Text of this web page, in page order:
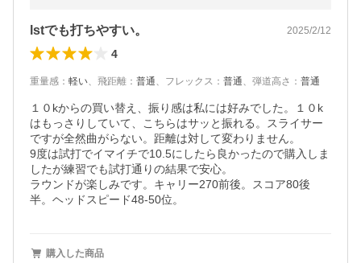
lstでも打ちやすい。 2025/2/12
4
重量感 ： 軽い、 飛距離 ： 普通、 フレックス ： 普通、 弾道高さ ： 普通
１０kからの買い替え、振り感は私には好みでした。１０k
はもっさりしていて、こちらはサッと振れる。スライサー
ですが全然曲がらない。距離は対して変わりません。
9度は試打でイマイチで10.5にしたら良かったので購入しま
したが練習でも試打通りの結果で安心。
ラウンドが楽しみです。キャリー270前後。スコア80後
半。ヘッドスピード48-50位。
購入した商品